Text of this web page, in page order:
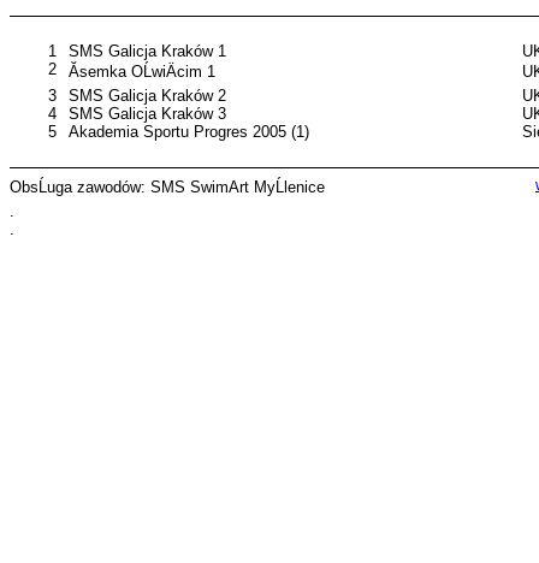
1 SMS Galicja Kraków 1
2
Ăsemka OĹwiÄcim 1
3
SMS Galicja Kraków 2
4
SMS Galicja Kraków 3
5
Akademia Sportu Progres 2005 (1)
ObsĹuga zawodów: SMS SwimArt MyĹlenice
.
.